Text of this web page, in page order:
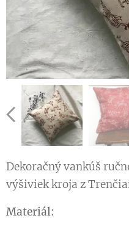
Dekoračný vankúš
výšiviek kroja z
Materiál: